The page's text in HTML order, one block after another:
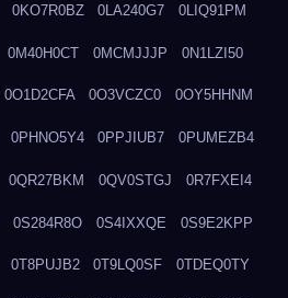
0KO7R0BZ 0LA240G7 0LIQ91PM
0M40H0CT 0MCMJJJP 0N1LZI50
0O1D2CFA 0O3VCZC0 0OY5HHNM
0PHNO5Y4 0PPJIUB7 0PUMEZB4
0QR27BKM 0QV0STGJ 0R7FXEI4
0S284R8O 0S4IXXQE 0S9E2KPP
0T8PUJB2 0T9LQ0SF 0TDEQ0TY